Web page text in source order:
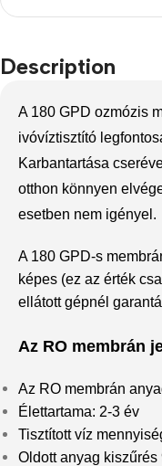
Description
A 180 GPD ozmózis
ivóvíztisztító
Karbantartása
otthon könnyen
esetben nem igényel.
A 180 GPD-s
képes (ez az érték
ellátott gépnél
Az RO membrán
Az RO membrán
Élettartama: 2-3 év
Tisztított víz
Oldott anyag kiszűrés